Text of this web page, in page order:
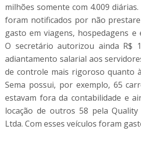
milhões somente com 4.009
foram notificados por não
gasto em viagens, hospedagens e
O secretário autorizou ainda R$
adiantamento salarial aos
de controle mais rigoroso quanto
Sema possui, por exemplo, 65
estavam fora da contabilidade e
locação de outros 58 pela Quality
Ltda. Com esses veículos foram